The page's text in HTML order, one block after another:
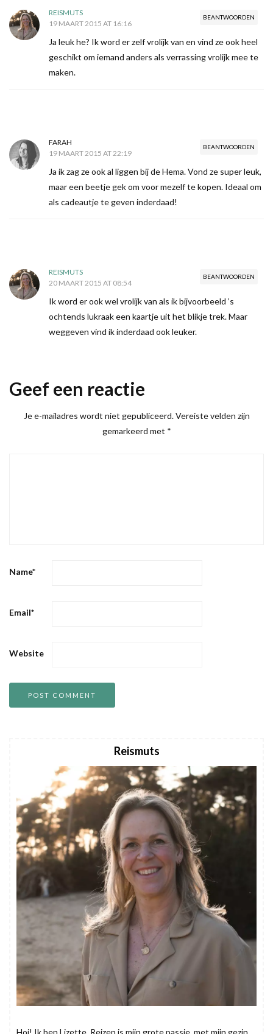
BEANTWOORDEN
REISMUTS
19 MAART 2015 AT 16:16
Ja leuk he? Ik word er zelf vrolijk van en vind ze ook heel
geschikt om iemand anders als verrassing vrolijk mee te
maken.
BEANTWOORDEN
FARAH
19 MAART 2015 AT 22:19
Ja ik zag ze ook al liggen bij de Hema. Vond ze super leuk,
maar een beetje gek om voor mezelf te kopen. Ideaal om
als cadeautje te geven inderdaad!
BEANTWOORDEN
REISMUTS
20 MAART 2015 AT 08:54
Ik word er ook wel vrolijk van als ik bijvoorbeeld ’s
ochtends lukraak een kaartje uit het blikje trek. Maar
weggeven vind ik inderdaad ook leuker.
Geef een reactie
Je e-mailadres wordt niet gepubliceerd. Vereiste velden zijn
gemarkeerd met *
Name*
Email*
Website
Reismuts
Hoi! Ik ben Lizette. Reizen is mijn grote passie. met mijn gezin